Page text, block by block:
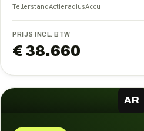
TellerstandActieradiusAccu
PRIJS INCL. BTW
€ 38.660
AR